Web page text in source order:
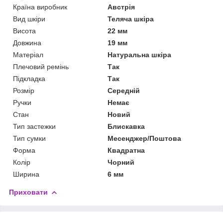
Країна виробник
Австрія
Вид шкіри
Теляча шкіра
Висота
22 мм
Довжина
19 мм
Матеріал
Натуральна шкіра
Плечовий ремінь
Так
Підкладка
Так
Розмір
Середній
Ручки
Немає
Стан
Новий
Тип застежки
Блискавка
Тип сумки
Месенджер/Поштова
Форма
Квадратна
Колір
Чорний
Ширина
6 мм
Приховати